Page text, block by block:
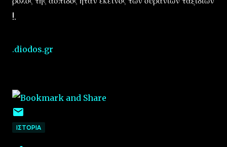
!.
.diodos.gr
ΙΣΤΟΡΙΑ